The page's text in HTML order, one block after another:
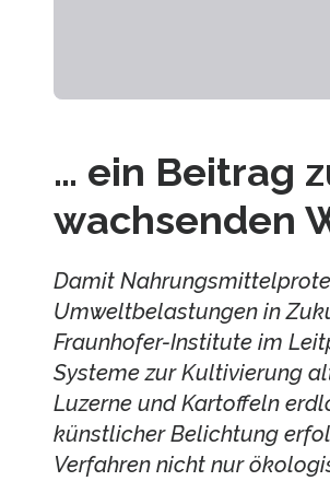
… ein Beitrag
wachsenden
Damit
Umweltbelastungen in
Fraunhofer-Institute im
Systeme zur Kultivierung
Luzerne und Kartoffeln
künstlicher Belichtung
Verfahren nicht nur